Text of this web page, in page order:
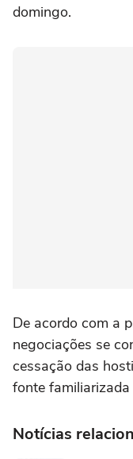
domingo.
De acordo com a
‌negociações se
⁠cessação ⁠das
fonte
Notícias